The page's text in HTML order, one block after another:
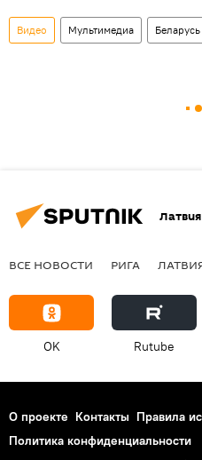
Видео Мультимедиа Беларусь
Латвия
ВСЕ НОВОСТИ РИГА
OK Rutube
О проекте Контакты Правила
Политика конфиденциальности